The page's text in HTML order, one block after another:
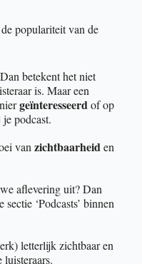
populariteit van de
betekent het niet
is. Maar een
geïnteresseerd of op
je podcast.
van zichtbaarheid en
aflevering uit? Dan
‘Podcasts’ binnen
letterlijk zichtbaar en
luisteraars.